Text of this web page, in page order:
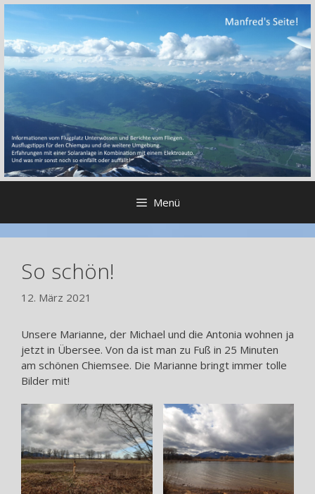
Zum
springen
Menü
So schön!
12. März 2021
Unsere Marianne, der Michael und die Antonia wohnen ja
jetzt in Übersee. Von da ist man zu Fuß in 25 Minuten
am schönen Chiemsee. Die Marianne bringt immer tolle
Bilder mit!